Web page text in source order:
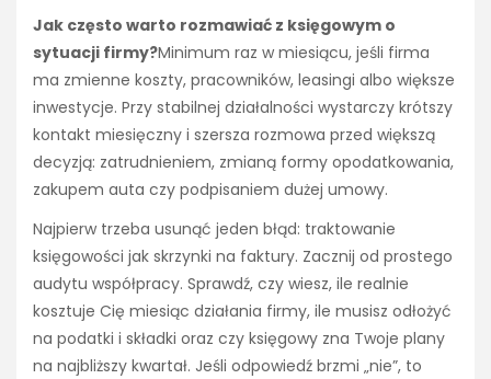
Jak często warto rozmawiać z księgowym o
sytuacji firmy?Minimum raz w miesiącu, jeśli firma
ma zmienne koszty, pracowników, leasingi albo większe
inwestycje. Przy stabilnej działalności wystarczy krótszy
kontakt miesięczny i szersza rozmowa przed większą
decyzją: zatrudnieniem, zmianą formy opodatkowania,
zakupem auta czy podpisaniem dużej umowy.
Najpierw trzeba usunąć jeden błąd: traktowanie
księgowości jak skrzynki na faktury. Zacznij od prostego
audytu współpracy. Sprawdź, czy wiesz, ile realnie
kosztuje Cię miesiąc działania firmy, ile musisz odłożyć
na podatki i składki oraz czy księgowy zna Twoje plany
na najbliższy kwartał. Jeśli odpowiedź brzmi „nie”, to